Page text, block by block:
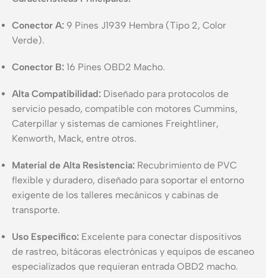
Conector A: 9 Pines J1939 Hembra (Tipo 2, Color
Verde).
Conector B: 16 Pines OBD2 Macho.
Alta Compatibilidad: Diseñado para protocolos de
servicio pesado, compatible con motores Cummins,
Caterpillar y sistemas de camiones Freightliner,
Kenworth, Mack, entre otros.
Material de Alta Resistencia: Recubrimiento de PVC
flexible y duradero, diseñado para soportar el entorno
exigente de los talleres mecánicos y cabinas de
transporte.
Uso Específico: Excelente para conectar dispositivos
de rastreo, bitácoras electrónicas y equipos de escaneo
especializados que requieran entrada OBD2 macho.